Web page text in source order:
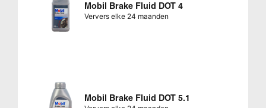
Mobil Brake Fluid DOT 4
Ververs elke 24 maanden
Mobil Brake Fluid DOT 5.1